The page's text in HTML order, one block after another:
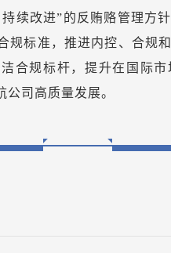
续改进”的反贿赂管理方
规标准，推进内控、合规
合规标杆，提升在国际
司高质量发展。